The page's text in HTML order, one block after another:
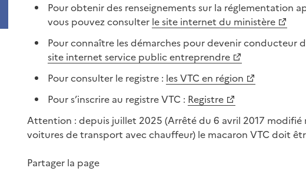
Pour obtenir des renseignements sur la réglementation
vous pouvez consulter le site internet du ministère
Pour connaître les démarches pour devenir conducteur
site internet service public entreprendre
Pour consulter le registre : les VTC en région
Pour s’inscrire au registre VTC : Registre
Attention : depuis juillet 2025 (Arrêté du 6 avril 2017 modifié
voitures de transport avec chauffeur) le macaron VTC doit
Partager la page